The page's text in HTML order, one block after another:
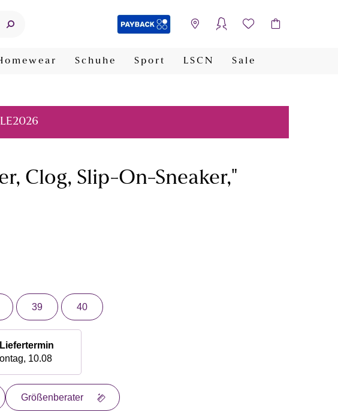
Schuhe Sport LSCN Sale
Clog, Slip-On-Sneaker,"
39 40
10.08
Größenberater